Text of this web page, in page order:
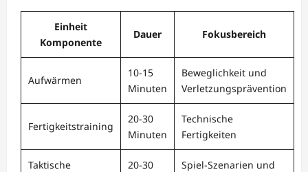
Einheit
Komponente
Dauer Fokusbereich
Aufwärmen
10-15
Minuten
Beweglichkeit und
Verletzungsprävention
Fertigkeitstraining
20-30
Minuten
Technische
Fertigkeiten
Taktische
20-30
Spiel-Szenarien und